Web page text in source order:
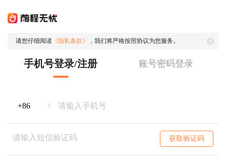
请您仔细阅读 《隐私条款》 ，我们将严格按照协议为您服务。
手机号登录/注册 账号密码登录
获取验证码